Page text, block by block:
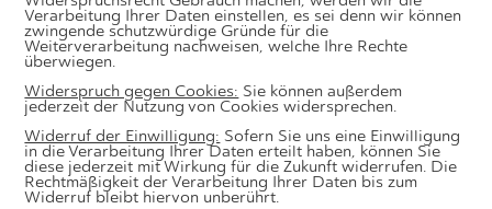
Verarbeitung Ihrer Daten einstellen, es sei denn wir können
zwingende schutzwürdige Gründe für die
Weiterverarbeitung nachweisen, welche Ihre Rechte
überwiegen.
Widerspruch gegen Cookies: Sie können außerdem
jederzeit der Nutzung von Cookies widersprechen.
Widerruf der Einwilligung: Sofern Sie uns eine Einwilligung
in die Verarbeitung Ihrer Daten erteilt haben, können Sie
diese jederzeit mit Wirkung für die Zukunft widerrufen. Die
Rechtmäßigkeit der Verarbeitung Ihrer Daten bis zum
Widerruf bleibt hiervon unberührt.